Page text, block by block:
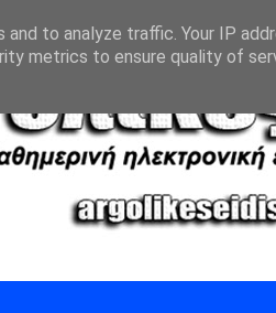
to analyze traffic. Your IP
metrics to ensure quality of